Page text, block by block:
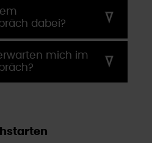
dabei?
mich im